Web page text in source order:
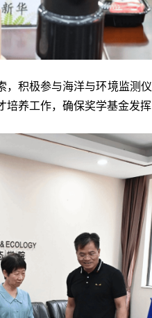
，积极参与海洋与环境监测
培养工作，确保奖学基金发